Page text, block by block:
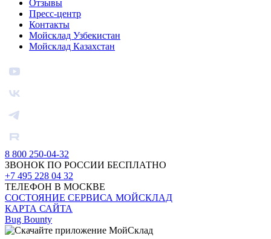
Отзывы
Пресс-центр
Контакты
Мойсклад Узбекистан
Мойсклад Казахстан
8 800 250-04-32
ЗВОНОК ПО РОССИИ БЕСПЛАТНО
+7 495 228 04 32
ТЕЛЕФОН В МОСКВЕ
СОСТОЯНИЕ СЕРВИСА МОЙСКЛАД
КАРТА САЙТА
Bug Bounty